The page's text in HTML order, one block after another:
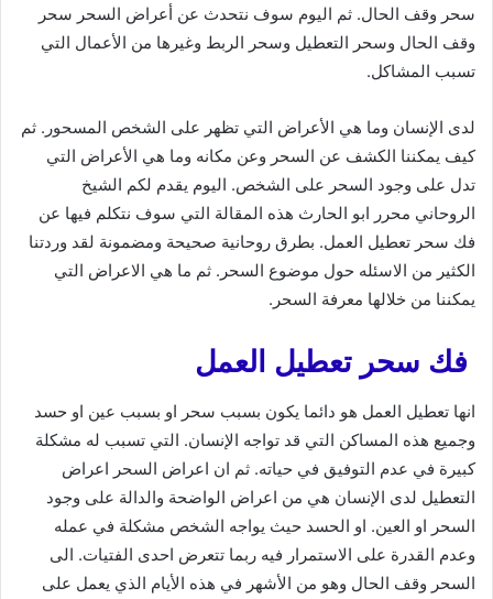
سحر وقف الحال. ثم اليوم سوف نتحدث عن أعراض السحر سحر
وقف الحال وسحر التعطيل وسحر الربط وغيرها من الأعمال التي
تسبب المشاكل.
لدى الإنسان وما هي الأعراض التي تظهر على الشخص المسحور. ثم
كيف يمكننا الكشف عن السحر وعن مكانه وما هي الأعراض التي
تدل على وجود السحر على الشخص. اليوم يقدم لكم الشيخ
الروحاني محرر ابو الحارث هذه المقالة التي سوف نتكلم فيها عن
فك سحر تعطيل العمل. بطرق روحانية صحيحة ومضمونة لقد وردتنا
الكثير من الاسئله حول موضوع السحر. ثم ما هي الاعراض التي
يمكننا من خلالها معرفة السحر.
فك سحر تعطيل العمل
انها تعطيل العمل هو دائما يكون بسبب سحر او بسبب عين او حسد
وجميع هذه المساكن التي قد تواجه الإنسان. التي تسبب له مشكلة
كبيرة في عدم التوفيق في حياته. ثم ان اعراض السحر اعراض
التعطيل لدى الإنسان هي من اعراض الواضحة والدالة على وجود
السحر او العين. او الحسد حيث يواجه الشخص مشكلة في عمله
وعدم القدرة على الاستمرار فيه ربما تتعرض احدى الفتيات. الى
السحر وقف الحال وهو من الأشهر في هذه الأيام الذي يعمل على